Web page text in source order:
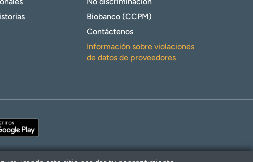
Biobanco (CCPM)
Contáctenos
Información sobre violaciones
de datos de proveedores